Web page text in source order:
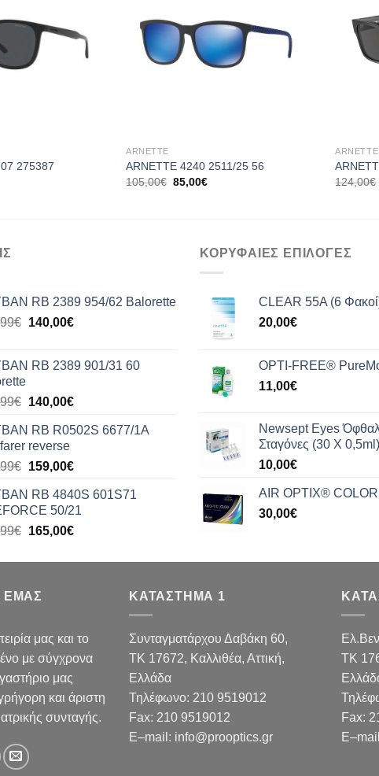
275387
ARNETTE
ARNETTE 4240 2511/25 56
105,00€ Original
85,00€Η
ARNETTE
124,00€
RB 2389 954/62 Balorette
€ Original
176,99€.
140,00€Η
είναι:
RB 2389 901/31 60
€ Original
was:
176,99€.
140,00€Η
τιμή
140,00€.
RB R0502S 6677/1A
reverse
€ Original
was:
199,99€.
159,00€Η
τιμή
είναι:
159,00€.
RB 4840S 601S71
50/21
€ Original
was:
165,00€Η
τιμή
ΚΟΡΥΦΑΙΕΣ ΕΠΙΛΟΓΕΣ
CLEAR 55A (6
20,00€
OPTI-FREE®
11,00€
Newsept Eyes
Σταγόνες (30 Χ 0,5ml)
10,00€
AIR OPTIX®
30,00€
ΕΜΑΣ
μας και το
με σύγχρονα
μας
και άριστη
συνταγής.
ΚΑΤΑΣΤΗΜΑ 1
Συνταγματάρχου Δαβάκη 60,
TK 17672, Καλλιθέα, Αττική,
Ελλάδα
Τηλέφωνο: 210 9519012
Fax: 210 9519012
E–mail : info@prooptics.gr
TK
Fax:
E–mail